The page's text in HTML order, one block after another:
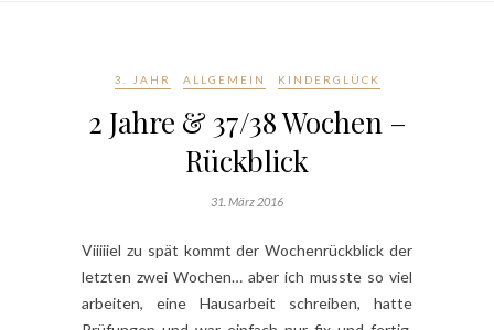
3. JAHR ALLGEMEIN KINDERGLÜCK
2 Jahre & 37/38 Wochen –
Rückblick
31. März 2016
Viiiiiel zu spät kommt der Wochenrückblick der
letzten zwei Wochen… aber ich musste so viel
arbeiten, eine Hausarbeit schreiben, hatte